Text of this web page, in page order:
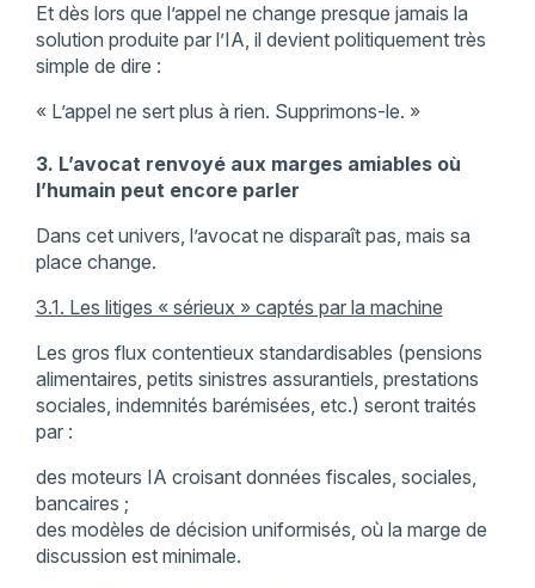
Et dès lors que l’appel ne change presque jamais la
solution produite par l’IA, il devient politiquement très
simple de dire :
« L’appel ne sert plus à rien. Supprimons-le. »
3. L’avocat renvoyé aux marges amiables où
l’humain peut encore parler
Dans cet univers, l’avocat ne disparaît pas, mais sa
place change.
3.1. Les litiges « sérieux » captés par la machine
Les gros flux contentieux standardisables (pensions
alimentaires, petits sinistres assurantiels, prestations
sociales, indemnités barémisées, etc.) seront traités
par :
des moteurs IA croisant données fiscales, sociales,
bancaires ;
des modèles de décision uniformisés, où la marge de
discussion est minimale.